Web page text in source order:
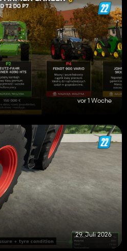
vor 1 Woche
29. Juli 2026